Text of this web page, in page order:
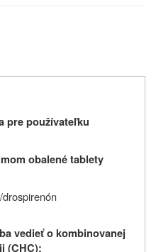
pre používateľku
obalené tablety
vedieť o kombinovanej
(CHC):